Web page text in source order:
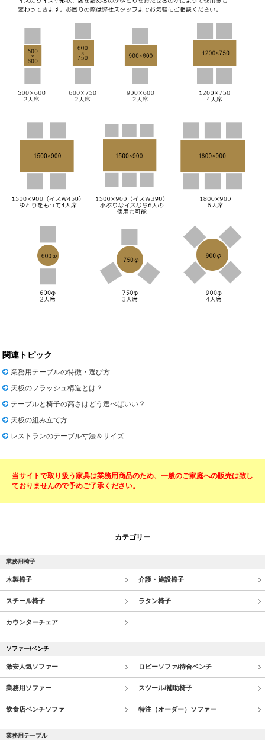
関連トピック
業務用テーブルの特徴・選び方
天板のフラッシュ構造とは？
テーブルと椅子の高さはどう選べばいい？
天板の組み立て方
レストランのテーブル寸法＆サイズ
当サイトで取り扱う家具は業務用商品のため、一般のご家庭への販売は致し
ておりませんので予めご了承ください。
カテゴリー
業務用椅子
木製椅子 介護・施設椅子
スチール椅子 ラタン椅子
カウンターチェア
ソファー/ベンチ
激安人気ソファー ロビーソファ/待合ベンチ
業務用ソファー スツール/補助椅子
飲食店ベンチソファ 特注（オーダー）ソファー
業務用テーブル